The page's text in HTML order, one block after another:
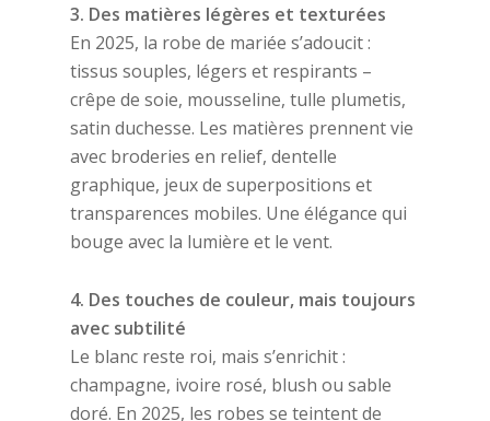
3. Des matières légères et texturées
En 2025, la robe de mariée s’adoucit :
tissus souples, légers et respirants –
crêpe de soie, mousseline, tulle plumetis,
satin duchesse. Les matières prennent vie
avec broderies en relief, dentelle
graphique, jeux de superpositions et
transparences mobiles. Une élégance qui
bouge avec la lumière et le vent.
4. Des touches de couleur, mais toujours
avec subtilité
Le blanc reste roi, mais s’enrichit :
champagne, ivoire rosé, blush ou sable
doré. En 2025, les robes se teintent de